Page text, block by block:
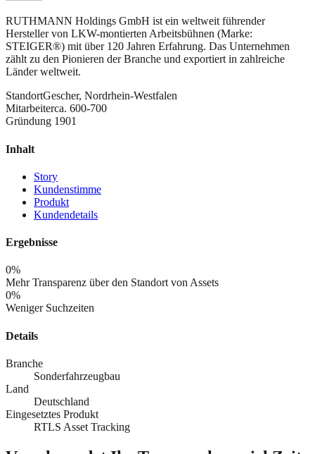
RUTHMANN Holdings GmbH ist ein weltweit führender
Hersteller von LKW-montierten Arbeitsbühnen (Marke:
STEIGER®) mit über 120 Jahren Erfahrung. Das Unternehmen
zählt zu den Pionieren der Branche und exportiert in zahlreiche
Länder weltweit.
StandortGescher, Nordrhein-Westfalen
Mitarbeiterca. 600-700
Gründung 1901
Inhalt
Story
Kundenstimme
Produkt
Kundendetails
Ergebnisse
0%
Mehr Transparenz über den Standort von Assets
0%
Weniger Suchzeiten
Details
Branche
Sonderfahrzeugbau
Land
Deutschland
Eingesetztes Produkt
RTLS Asset Tracking